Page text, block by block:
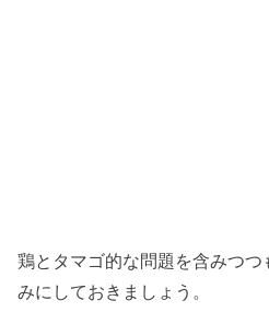
鶏とタマゴ的な問題を含みつ
みにしておきましょう。